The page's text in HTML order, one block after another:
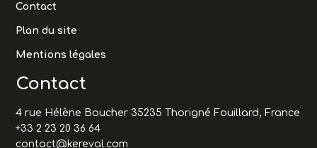
Contact
Plan du site
Mentions légales
Contact
4 rue Hélène Boucher 35235 Thorigné Fouillard, France
+33 2 23 20 36 64
contact@kereval.com